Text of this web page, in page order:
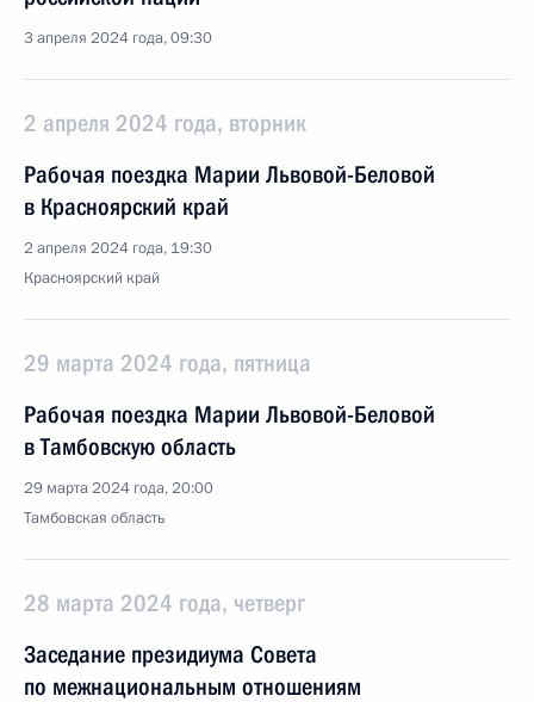
3 апреля 2024 года, 09:30
2 апреля 2024 года, вторник
Рабочая поездка Марии Львовой-Беловой
в Красноярский край
2 апреля 2024 года, 19:30
Красноярский край
29 марта 2024 года, пятница
Рабочая поездка Марии Львовой-Беловой
в Тамбовскую область
29 марта 2024 года, 20:00
Тамбовская область
28 марта 2024 года, четверг
Заседание президиума Совета
по межнациональным отношениям